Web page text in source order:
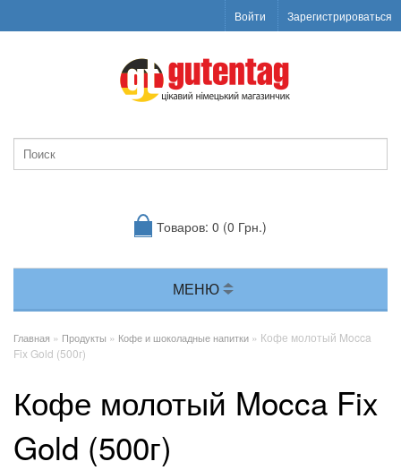
Войти Зарегистрироваться
Товаров: 0 (0 Грн.)
МЕНЮ
Главная » Продукты » Кофе и шоколадные напитки » Кофе молотый Mocca
Fix Gold (500г)
Кофе молотый Mocca Fix
Gold (500г)